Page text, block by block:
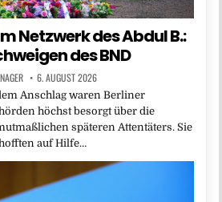
Netzwerk des Abdul B.:
des BND
6. AUGUST 2026
Anschlag waren Berliner
höchst besorgt über die
späteren Attentäters. Sie
auf Hilfe…